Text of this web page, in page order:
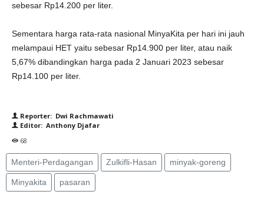
sebesar Rp14.200 per liter.
Sementara harga rata-rata nasional MinyaKita per hari ini jauh
melampaui HET yaitu sebesar Rp14.900 per liter, atau naik
5,67% dibandingkan harga pada 2 Januari 2023 sebesar
Rp14.100 per liter.
Reporter: Dwi Rachmawati
Editor: Anthony Djafar
68
Menteri-Perdagangan Zulkifli-Hasan minyak-goreng
Minyakita pasaran